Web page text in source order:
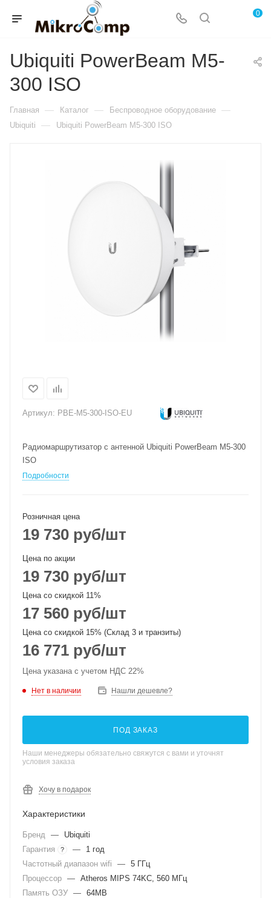
0
Ubiquiti PowerBeam M5-
300 ISO
Главная — Каталог — Беспроводное оборудование —
Ubiquiti — Ubiquiti PowerBeam M5-300 ISO
Артикул: PBE-M5-300-ISO-EU
Радиомаршрутизатор с антенной Ubiquiti PowerBeam M5-300
ISO
Подробности
Розничная цена
19 730 руб/шт
Цена по акции
19 730 руб/шт
Цена со скидкой 11%
17 560 руб/шт
Цена со скидкой 15% (Склад 3 и транзиты)
16 771 руб/шт
Цена указана с учетом НДС 22%
Нет в наличии Нашли дешевле?
ПОД ЗАКАЗ
Наши менеджеры обязательно свяжутся с вами и уточнят
условия заказа
Хочу в подарок
Характеристики
Бренд —
Ubiquiti
Гарантия
? —
1 год
Частотный диапазон wifi
— 5 ГГц
Процессор — Atheros MIPS 74KC, 560 МГц
Память ОЗУ — 64MB